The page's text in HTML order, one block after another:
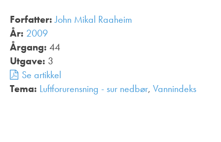
Forfatter: John Mikal Raaheim
År: 2009
Årgang: 44
Utgave: 3
Se artikkel
Tema: Luftforurensning - sur nedbør, Vannindeks